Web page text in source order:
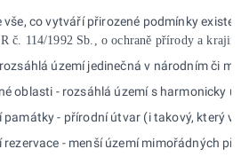
co vytváří přirozené podmínky
č. 114/1992 Sb., o ochraně přírody a
území jedinečná v národním či
oblasti - rozsáhlá území s harmonicky
- přírodní útvar (i takový, který
- menší území mimořádných